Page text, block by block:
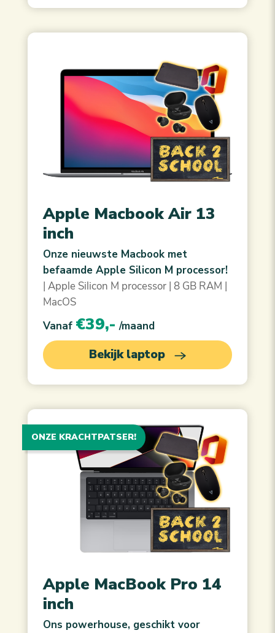
Apple Macbook Air 13
inch
Onze nieuwste Macbook met
befaamde Apple Silicon M processor!
| Apple Silicon M processor | 8 GB RAM |
MacOS
Vanaf €39,- /maand
Bekijk laptop
ONZE KRACHTPATSER!
Apple MacBook Pro 14
inch
Ons powerhouse, geschikt voor